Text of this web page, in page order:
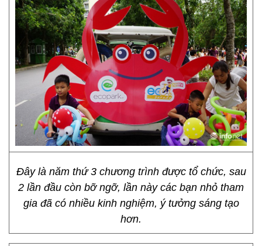
Đây là năm thứ 3 chương trình được tổ chức, sau
2 lần đầu còn bỡ ngỡ, lần này các bạn nhỏ tham
gia đã có nhiều kinh nghiệm, ý tưởng sáng tạo
hơn.